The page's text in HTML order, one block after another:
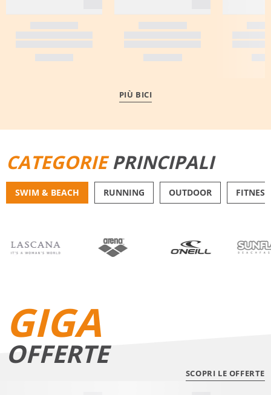
PIÙ BICI
CATEGORIEPRINCIPALI
SWIM & BEACH RUNNING OUTDOOR FITNESS
GIGA
OFFERTE
SCOPRI LE OFFERTE